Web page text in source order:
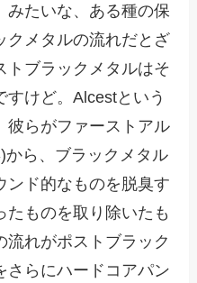
みたいな、ある種の保
クメタルの流れだとざ
トブラックメタルはそ
けど。Alcestという
彼らがファーストアル
ら、ブラックメタル
ンド的なものを脱臭す
たものを取り除いたも
流れがポストブラック
さらにハードコアパン